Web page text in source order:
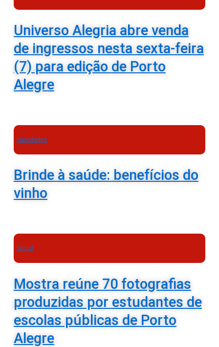
Universo Alegria abre venda
de ingressos nesta sexta-feira
(7) para edição de Porto
Alegre
Variedades
Brinde à saúde: benefícios do
vinho
Social
Mostra reúne 70 fotografias
produzidas por estudantes de
escolas públicas de Porto
Alegre